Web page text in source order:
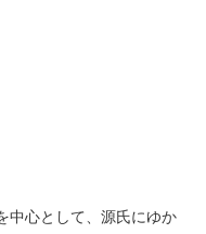
中心として、源氏にゆか